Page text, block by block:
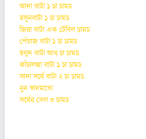
আদা বাটা ১ চা চামচ
রসুনবাটা ১ চা চামচ
জিরা বাটা এক টেবিল চামচ
পেঁয়াজ বাটা ১ চা চামচ
হলুদ বাটা আধ চা চামচ
কাঁচালঙ্কা বাটা ১ চা চামচ
সাদা সর্ষে বাটা ২ চা চামচ
নুন স্বাদমতো
সর্ষের তেল ৩ চামচ